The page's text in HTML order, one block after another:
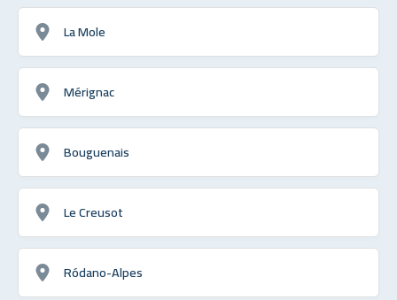
La Mole
Mérignac
Bouguenais
Le Creusot
Ródano-Alpes